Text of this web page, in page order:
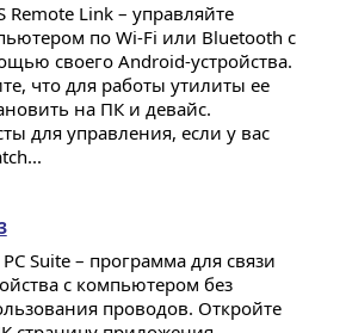
Remote Link – управляйте
по Wi-Fi или Bluetooth с
своего Android-устройства.
что для работы утилиты ее
на ПК и девайс.
для управления, если у вас
Suite – программа для связи
с компьютером без
проводов. Откройте